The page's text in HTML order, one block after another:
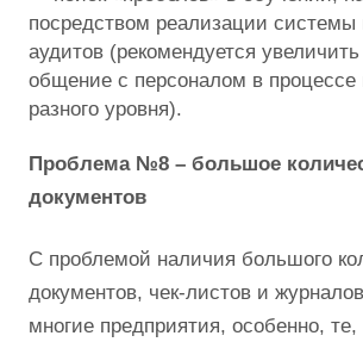
посредством реализации системы
аудитов (рекомендуется
общение с персоналом в процессе
разного уровня).
Проблема №8 – большое
документов
С проблемой наличия большого
документов, чек-листов и
многие предприятия, особенно, те,